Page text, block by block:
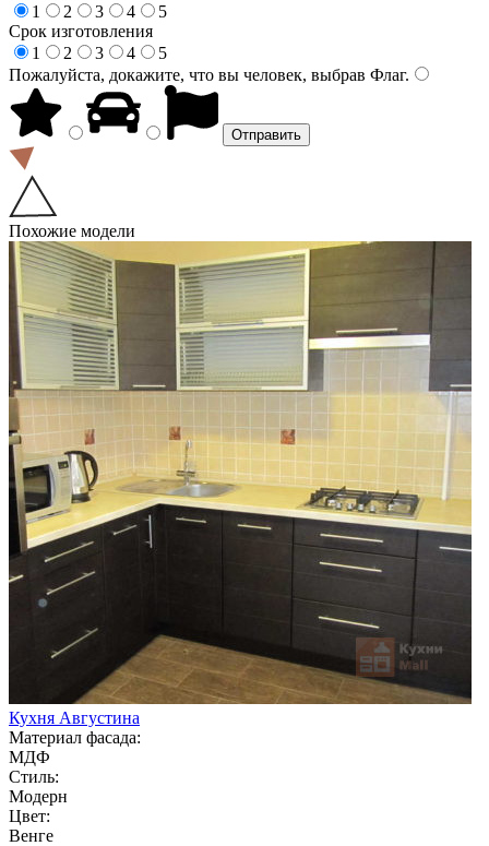
1
2 3 4
5
Срок изготовления
1
2 3 4
5
Пожалуйста, докажите, что вы человек, выбрав Флаг.
Похожие модели
Кухня Августина
Материал фасада:
МДФ
Стиль:
Модерн
Цвет:
Венге